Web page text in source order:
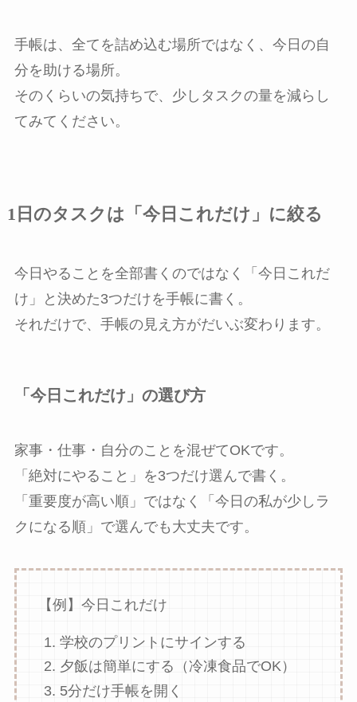
手帳は、全てを詰め込む場所ではなく、今日の自
分を助ける場所。
そのくらいの気持ちで、少しタスクの量を減らし
てみてください。
1日のタスクは「今日これだけ」に絞る
今日やることを全部書くのではなく「今日これだ
け」と決めた3つだけを手帳に書く。
それだけで、手帳の見え方がだいぶ変わります。
「今日これだけ」の選び方
家事・仕事・自分のことを混ぜてOKです。
「絶対にやること」を3つだけ選んで書く。
「重要度が高い順」ではなく「今日の私が少しラ
クになる順」で選んでも大丈夫です。
【例】今日これだけ
学校のプリントにサインする
夕飯は簡単にする（冷凍食品でOK）
5分だけ手帳を開く